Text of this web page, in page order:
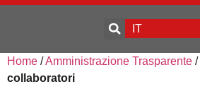
IT
Home /Amministrazione Trasparente /
collaboratori